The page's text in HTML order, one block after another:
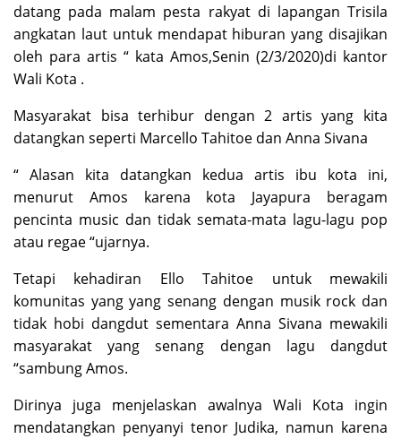
datang pada malam pesta rakyat di lapangan Trisila
angkatan laut untuk mendapat hiburan yang disajikan
oleh para artis “ kata Amos,Senin (2/3/2020)di kantor
Wali Kota .
Masyarakat bisa terhibur dengan 2 artis yang kita
datangkan seperti Marcello Tahitoe dan Anna Sivana
“ Alasan kita datangkan kedua artis ibu kota ini,
menurut Amos karena kota Jayapura beragam
pencinta music dan tidak semata-mata lagu-lagu pop
atau regae “ujarnya.
Tetapi kehadiran Ello Tahitoe untuk mewakili
komunitas yang yang senang dengan musik rock dan
tidak hobi dangdut sementara Anna Sivana mewakili
masyarakat yang senang dengan lagu dangdut
“sambung Amos.
Dirinya juga menjelaskan awalnya Wali Kota ingin
mendatangkan penyanyi tenor Judika, namun karena